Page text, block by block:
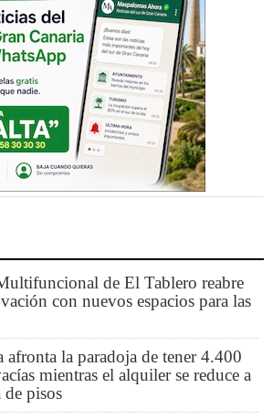
de El Tablero reabre
con nuevos espacios para las
afronta la paradoja de tener 4.400
mientras el alquiler se reduce a
de pisos